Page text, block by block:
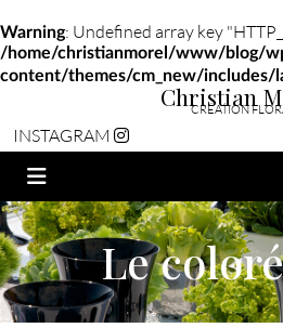
Warning: Undefined array key
/home/christianmorel/www/blog/
content/themes/cm_new/includes/
INSTAGRAM
Christian
CRÉATION
Le